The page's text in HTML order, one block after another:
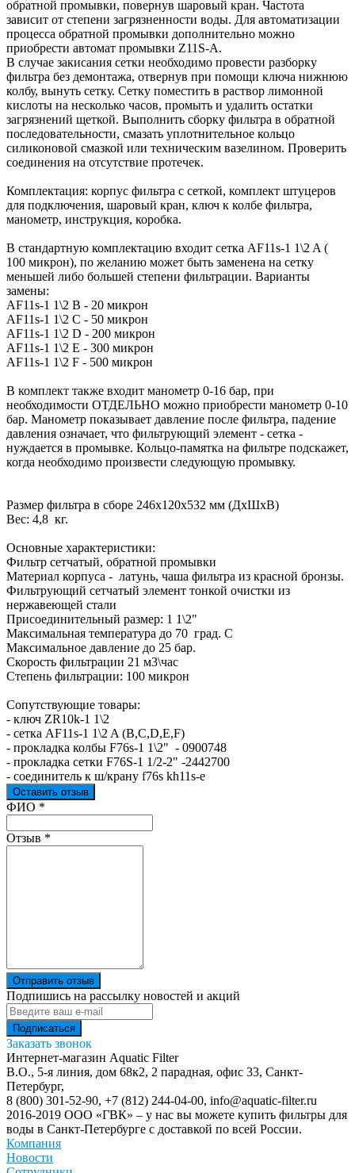
обратной промывки, повернув шаровый кран. Частота
зависит от степени загрязненности воды. Для автоматизации
процесса обратной промывки дополнительно можно
приобрести автомат промывки Z11S-A.
В случае закисания сетки необходимо провести разборку
фильтра без демонтажа, отвернув при помощи ключа нижнюю
колбу, вынуть сетку. Сетку поместить в раствор лимонной
кислоты на несколько часов, промыть и удалить остатки
загрязнений щеткой. Выполнить сборку фильтра в обратной
последовательности, смазать уплотнительное кольцо
силиконовой смазкой или техническим вазелином. Проверить
соединения на отсутствие протечек.
Комплектация: корпус фильтра с сеткой, комплект штуцеров
для подключения, шаровый кран, ключ к колбе фильтра,
манометр, инструкция, коробка.
В стандартную комплектацию входит сетка AF11s-1 1\2 A (
100 микрон), по желанию может быть заменена на сетку
меньшей либо большей степени фильтрации. Варианты
замены:
AF11s-1 1\2 B - 20 микрон
AF11s-1 1\2 С - 50 микрон
AF11s-1 1\2 D - 200 микрон
AF11s-1 1\2 E - 300 микрон
AF11s-1 1\2 F - 500 микрон
В комплект также входит манометр 0-16 бар, при
необходимости ОТДЕЛЬНО можно приобрести манометр 0-10
бар. Манометр показывает давление после фильтра, падение
давления означает, что фильтрующий элемент - сетка -
нуждается в промывке. Кольцо-памятка на фильтре подскажет,
когда необходимо произвести следующую промывку.
Размер фильтра в сборе 246х120х532 мм (ДхШхВ)
Вес: 4,8 кг.
Основные характеристики:
Фильтр сетчатый, обратной промывки
Материал корпуса - латунь, чаша фильтра из красной бронзы.
Фильтрующий сетчатый элемент тонкой очистки из
нержавеющей стали
Присоединительный размер: 1 1\2"
Максимальная температура до 70 град. С
Максимальное давление до 25 бар.
Скорость фильтрации 21 м3\час
Степень фильтрации: 100 микрон
Сопутствующие товары:
- ключ ZR10k-1 1\2
- сетка AF11s-1 1\2 A (B,C,D,E,F)
- прокладка колбы F76s-1 1\2" - 0900748
- прокладка сетки F76S-1 1/2-2" -2442700
- соединитель к ш/крану f76s kh11s-e
Оставить отзыв
Ваш отзыв был отправлен!
ФИО *
Отзыв *
Отправить отзыв
Подпишись на рассылку новостей и акций
Заказать звонок
Интернет-магазин Aquatic Filter
В.О., 5-я линия, дом 68к2, 2 парадная, офис 33, Санкт-
Петербург,
8 (800) 301-52-90, +7 (812) 244-04-00, info@aquatic-filter.ru
2016-2019 ООО «ГВК» – у нас вы можете купить фильтры для
воды в Санкт-Петербурге с доставкой по всей России.
Компания
Новости